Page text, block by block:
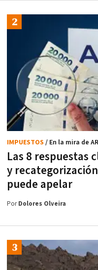
Las 8 respuestas
y
puede apelar
IMPUESTOS / En la mira de
PorDolores Olveira